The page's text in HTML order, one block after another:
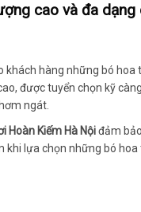
cao và đa dạng
khách hàng những bó hoa
được tuyển chọn kỹ
ngát.
Hoàn Kiếm Hà Nộiđảm
lựa chọn những bó